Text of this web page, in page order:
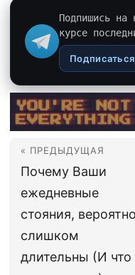
Подпишись на
курсе
Подписаться
« ПРЕДЫДУЩАЯ
Почему Ваши
ежедневные
стояния,
слишком
длительны (И что